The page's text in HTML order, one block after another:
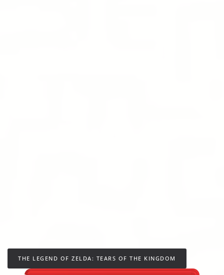
THE LEGEND OF ZELDA: TEARS OF THE KINGDOM